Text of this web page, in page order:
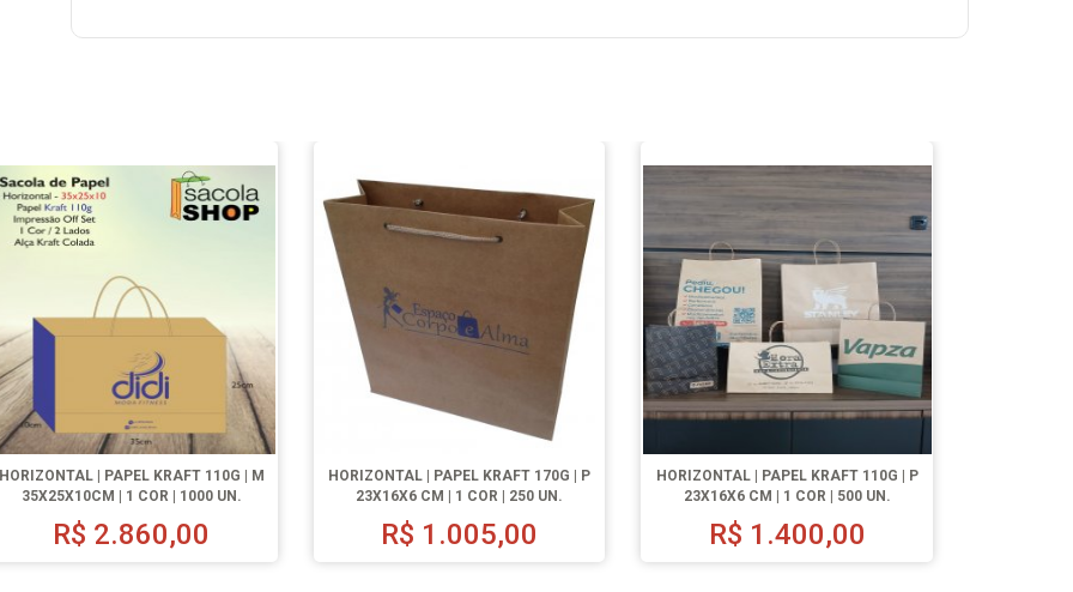
HORIZONTAL | PAPEL KRAFT 110G | M
35X25X10CM | 1 COR | 1000 UN.
R$ 2.860,00
HORIZONTAL | PAPEL KRAFT 170G | P
23X16X6 CM | 1 COR | 250 UN.
R$ 1.005,00
HORIZONTAL | PAPEL KRAFT 110G | P
23X16X6 CM | 1 COR | 500 UN.
R$ 1.400,00